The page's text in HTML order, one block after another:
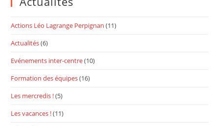
Actions Léo Lagrange Perpignan (11)
Actualités(6)
Evénements inter-centre(10)
Formation des équipes(16)
Les mercredis !(5)
Les vacances !(11)